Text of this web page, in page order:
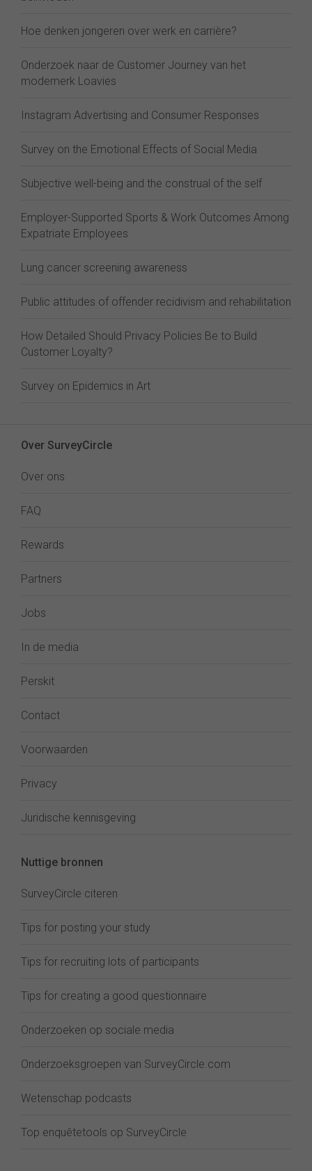
Hoe denken jongeren over werk en carrière?
Onderzoek naar de Customer Journey van het
modemerk Loavies
Instagram Advertising and Consumer Responses
Survey on the Emotional Effects of Social Media
Subjective well-being and the construal of the self
Employer-Supported Sports & Work Outcomes Among
Expatriate Employees
Lung cancer screening awareness
Public attitudes of offender recidivism and rehabilitation
How Detailed Should Privacy Policies Be to Build
Customer Loyalty?
Survey on Epidemics in Art
Over SurveyCircle
Over ons
FAQ
Rewards
Partners
Jobs
In de media
Perskit
Contact
Voorwaarden
Privacy
Juridische kennisgeving
Nuttige bronnen
SurveyCircle citeren
Tips for posting your study
Tips for recruiting lots of participants
Tips for creating a good questionnaire
Onderzoeken op sociale media
Onderzoeksgroepen van SurveyCircle.com
Wetenschap podcasts
Top enquêtetools op SurveyCircle